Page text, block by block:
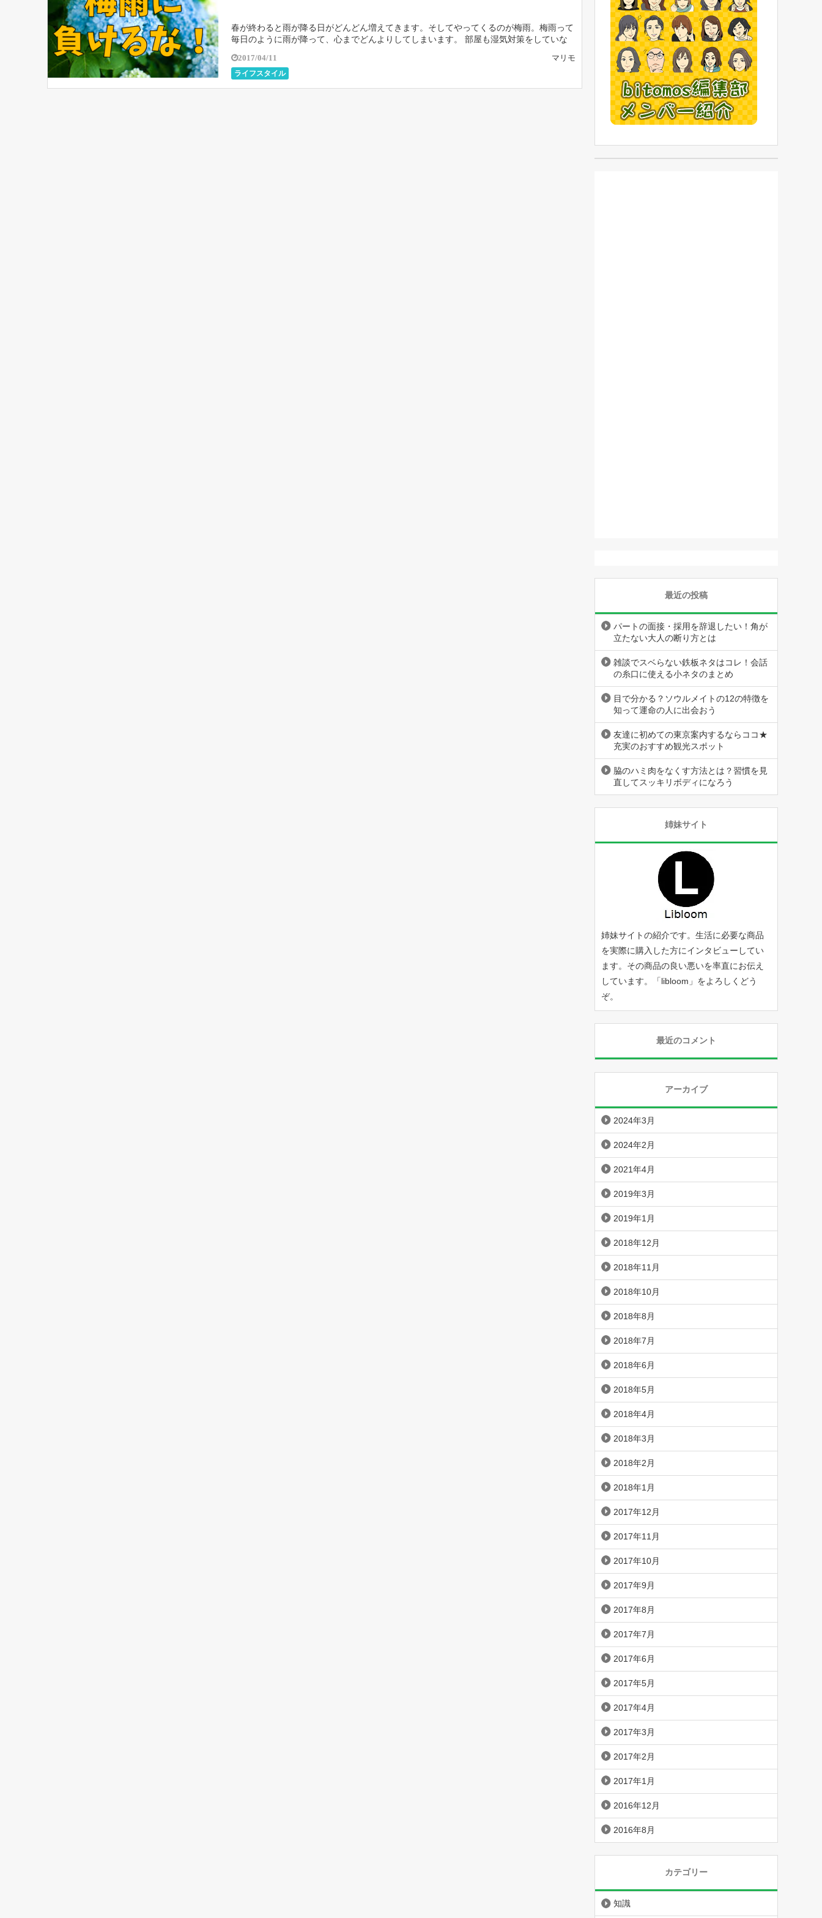
春が終わると雨が降る日がどんどん増えてきます。そしてやってくるのが梅雨。梅雨って
毎日のように雨が降って、心までどんよりしてしまいます。 部屋も湿気対策をしていな
2017/04/11
ライフスタイル
マリモ
最近の投稿
パートの面接・採用を辞退したい！角が
立たない大人の断り方とは
雑談でスベらない鉄板ネタはコレ！会話
の糸口に使える小ネタのまとめ
目で分かる？ソウルメイトの12の特徴を
知って運命の人に出会おう
友達に初めての東京案内するならココ★
充実のおすすめ観光スポット
脇のハミ肉をなくす方法とは？習慣を見
直してスッキリボディになろう
姉妹サイト
姉妹サイトの紹介です。生活に必要な商品
を実際に購入した方にインタビューしてい
ます。その商品の良い悪いを率直にお伝え
しています。「libloom 」をよろしくどう
ぞ。
最近のコメント
アーカイブ
2024年3月
2024年2月
2021年4月
2019年3月
2019年1月
2018年12月
2018年11月
2018年10月
2018年8月
2018年7月
2018年6月
2018年5月
2018年4月
2018年3月
2018年2月
2018年1月
2017年12月
2017年11月
2017年10月
2017年9月
2017年8月
2017年7月
2017年6月
2017年5月
2017年4月
2017年3月
2017年2月
2017年1月
2016年12月
2016年8月
カテゴリー
知識